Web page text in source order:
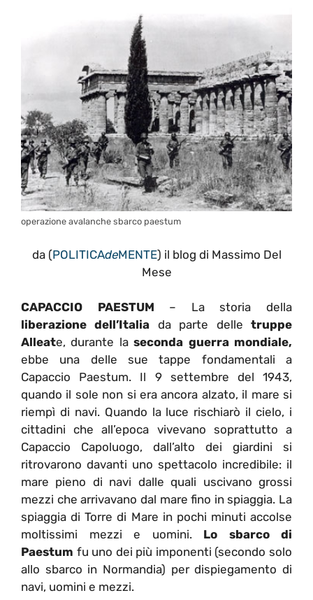
operazione avalanche sbarco paestum
da (POLITICAdeMENTE) il blog di Massimo Del
Mese
CAPACCIO PAESTUM – La storia della
liberazione dell’Italia da parte delle truppe
Alleate, durante laseconda guerra mondiale,
ebbe una delle sue tappe fondamentali a
Capaccio Paestum. Il 9 settembre del 1943,
quando il sole non si era ancora alzato, il mare si
riempì di navi. Quando la luce rischiarò il cielo, i
cittadini che all’epoca vivevano soprattutto a
Capaccio Capoluogo, dall’alto dei giardini si
ritrovarono davanti uno spettacolo incredibile: il
mare pieno di navi dalle quali uscivano grossi
mezzi che arrivavano dal mare fino in spiaggia. La
spiaggia di Torre di Mare in pochi minuti accolse
moltissimi mezzi e uomini. Lo sbarco di
Paestum fu uno dei più imponenti (secondo solo
allo sbarco in Normandia) per dispiegamento di
navi, uomini e mezzi.